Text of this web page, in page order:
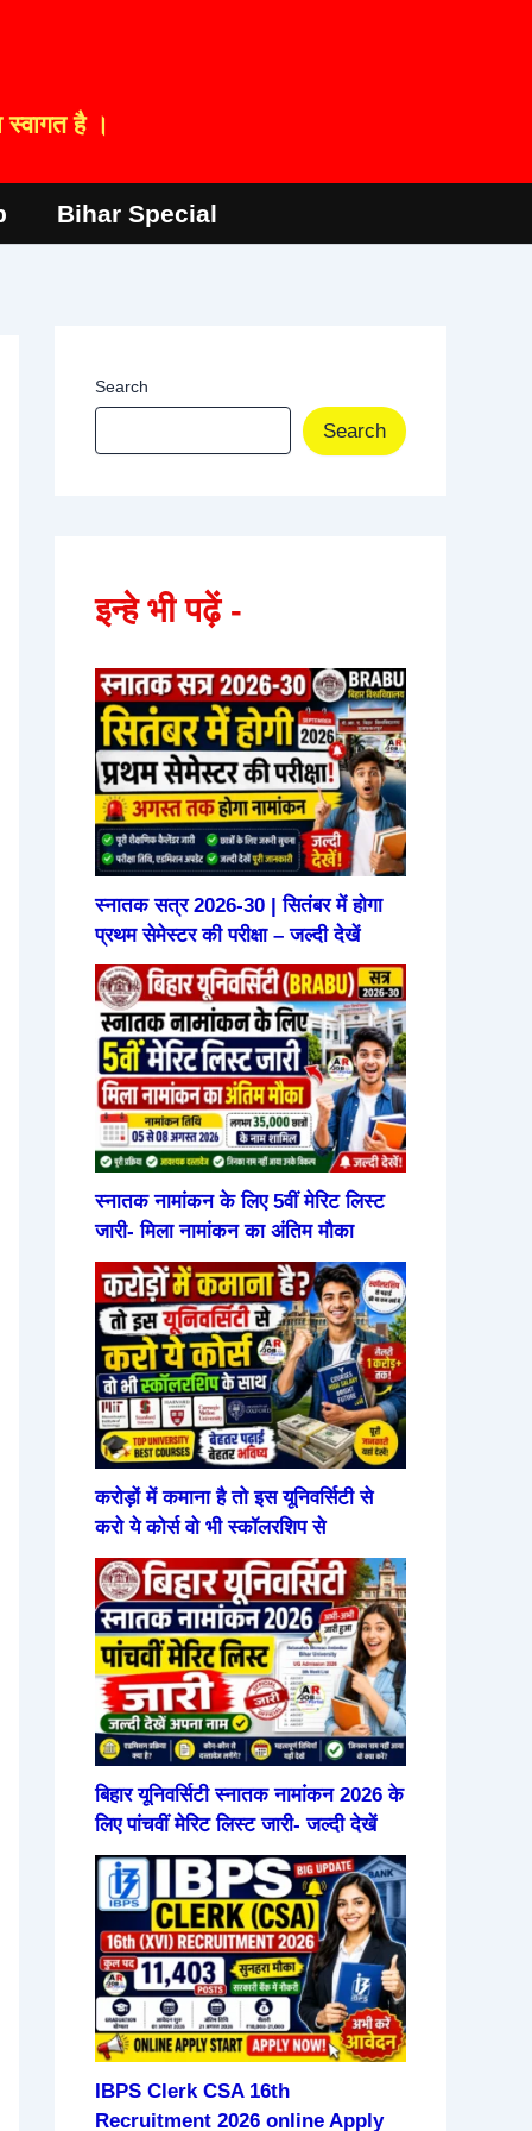
है ।
Bihar Special
Search
Search
इन्हे भी पढ़ें -
स्नातक सत्र 2026-30 | सितंबर में होगा
प्रथम सेमेस्टर की परीक्षा – जल्दी देखें
स्नातक नामांकन के लिए 5वीं मेरिट लिस्ट
जारी- मिला नामांकन का अंतिम मौका
करोड़ों में कमाना है तो इस यूनिवर्सिटी से
करो ये कोर्स वो भी स्कॉलरशिप से
बिहार यूनिवर्सिटी स्नातक नामांकन 2026 के
लिए पांचवीं मेरिट लिस्ट जारी- जल्दी देखें
IBPS Clerk CSA 16th
Recruitment 2026 online Apply